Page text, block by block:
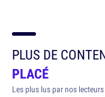
PLUS DE
PLACÉ
Les plus lus par nos lecteurs